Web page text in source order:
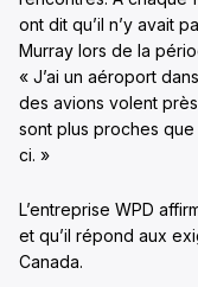
ont dit qu’il n’y avait
Murray lors de la
« J’ai un aéroport
des avions volent
sont plus proches
ci. »
L’entreprise WPD
et qu’il répond aux
Canada.